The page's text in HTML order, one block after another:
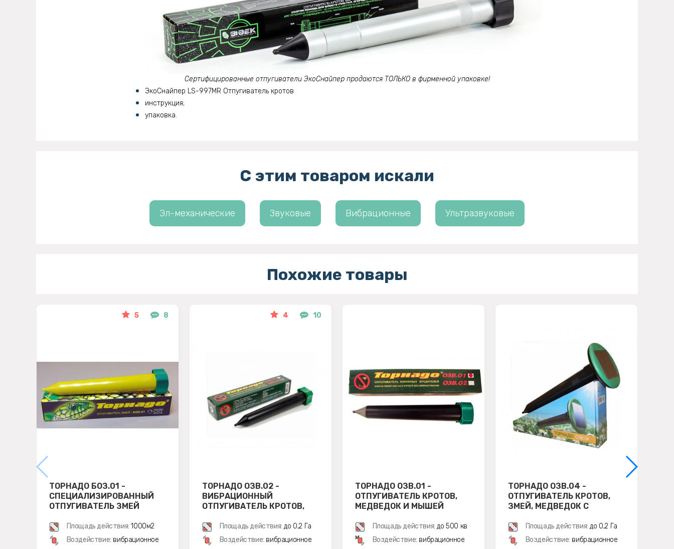
Сертифицированные отпугиватели ЭкоСнайпер продаются ТОЛЬКО в фирменной упаковке!
ЭкоСнайпер LS-997MR Отпугиватель кротов
инструкция;
упаковка.
С этим товаром искали
Эл-механические Звуковые Вибрационные Ультразвуковые
Похожие товары
5 8
ТОРНАДО БОЗ.01 -
СПЕЦИАЛИЗИРОВАННЫЙ
ОТПУГИВАТЕЛЬ ЗМЕЙ
Площадь действия: 1000м2
Воздействие: вибрационное
4 10
ТОРНАДО ОЗВ.02 -
ВИБРАЦИОННЫЙ
ОТПУГИВАТЕЛЬ КРОТОВ,
ПОЛЕВОК
Площадь действия: до 0,2 Га
Воздействие: вибрационное
ТОРНАДО ОЗВ.01 -
ОТПУГИВАТЕЛЬ КРОТОВ,
МЕДВЕДОК И МЫШЕЙ
Площадь действия: до 500 кв
м
Воздействие: вибрационное
ТОРНАДО ОЗВ.04 -
ОТПУГИВАТЕЛЬ КРОТОВ,
ЗМЕЙ, МЕДВЕДОК С
Площадь действия: до 0,2 Га
Воздействие: вибрационное